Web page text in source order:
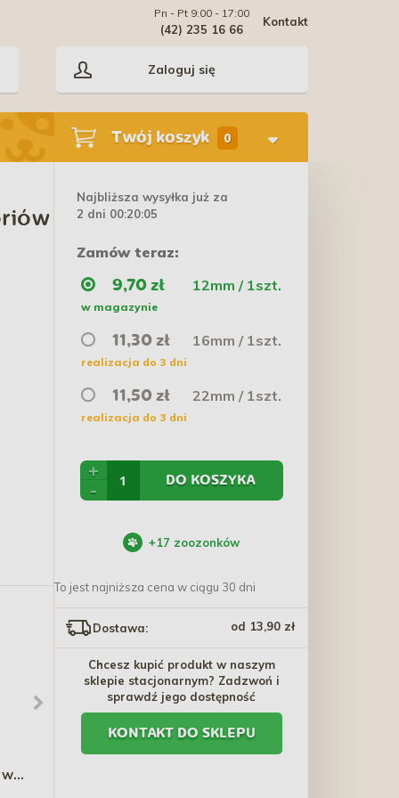
Kontakt
Pn - Pt 9:00 - 17:00
(42) 235 16 66
Zaloguj się
Twój koszyk 0
TRIXIE Płuca jagnięce
BRIT JERKY Turkey Meaty
Najbliższa wysyłka już za
2 dni 00:20:04
Zamów teraz:
9,70 zł 12mm / 1szt.
w magazynie
11,30 zł 16mm / 1szt.
realizacja do 3 dni
11,50 zł 22mm / 1szt.
realizacja do 3 dni
+
-
DO KOSZYKA
+17 zoozonków
To jest najniższa cena w ciągu 30 dni
Dostawa: od 13,90 zł
Chcesz kupić produkt w naszym
sklepie stacjonarnym? Zadzwoń i
sprawdź jego dostępność
KONTAKT DO SKLEPU